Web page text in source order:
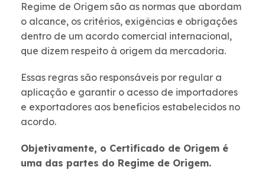
Regime de Origem são as normas que abordam
o alcance, os critérios, exigências e obrigações
dentro de um acordo comercial internacional,
que dizem respeito à origem da mercadoria.
Essas regras são responsáveis por regular a
aplicação e garantir o acesso de importadores
e exportadores aos benefícios estabelecidos no
acordo.
Objetivamente, o Certificado de Origem é
uma das partes do Regime de Origem.